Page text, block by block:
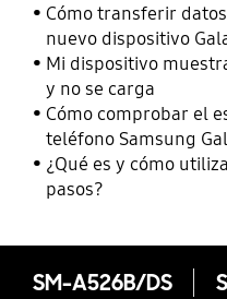
Cómo transferir
nuevo dispositivo
Mi dispositivo
y no se carga
Cómo comprobar el
teléfono Samsung
¿Qué es y cómo
pasos?
SM-A526B/DS